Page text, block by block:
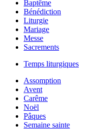
Baptême
Bénédiction
Liturgie
Mariage
Messe
Sacrements
Temps liturgiques
Assomption
Avent
Carême
Noël
Pâques
Semaine sainte